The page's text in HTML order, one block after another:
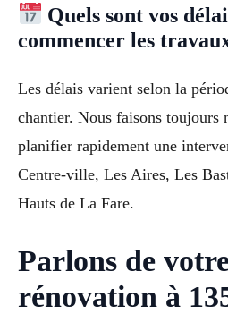
Quels sont vos
commencer les
Les délais varient selon la
chantier. Nous faisons toujours
planifier rapidement une
Centre-ville, Les Aires, Les
Hauts de La Fare.
Parlons de
rénovation à